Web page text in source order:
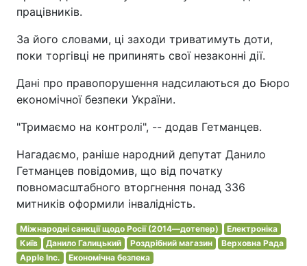
працівників.
За його словами, ці заходи триватимуть доти,
поки торгівці не припинять свої незаконні дії.
Дані про правопорушення надсилаються до Бюро
економічної безпеки України.
"Тримаємо на контролі", -- додав Гетманцев.
Нагадаємо, раніше народний депутат Данило
Гетманцев повідомив, що від початку
повномасштабного вторгнення понад 336
митників оформили інвалідність.
Міжнародні санкції щодо Росії (2014—дотепер)
Електроніка
Київ
Данило Галицький Роздрібний магазин
Верховна Рада
Apple Inc.
Економічна безпека